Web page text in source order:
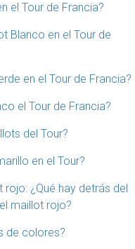
el Tour de Francia?
Blanco en el Tour de
en el Tour de Francia?
el Tour de Francia?
del Tour?
en el Tour?
¿Qué hay detrás del
maillot rojo?
de colores?